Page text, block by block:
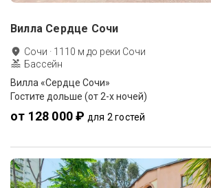
Вилла Сердце Сочи
Сочи · 1110 м до реки Сочи
Бассейн
Вилла «Сердце Сочи»
Гостите дольше (от 2-х ночей)
от 128 000 ₽ для 2 гостей